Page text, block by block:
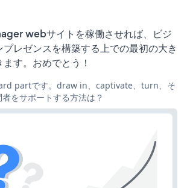
webサイトを稼働させれば、ビジ
レゼンスを構築する上での最初の大き
す。おめでとう！
partです。draw in、captivate、turn、そ
をサポートする方法は？